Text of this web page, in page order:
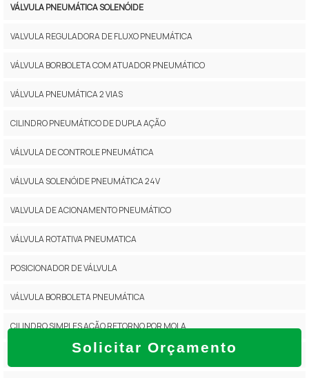
Solicitar Orçamento
VÁLVULA PNEUMÁTICA SOLENÓIDE
VALVULA REGULADORA DE FLUXO PNEUMÁTICA
VÁLVULA BORBOLETA COM ATUADOR PNEUMÁTICO
VÁLVULA PNEUMÁTICA 2 VIAS
CILINDRO PNEUMÁTICO DE DUPLA AÇÃO
VÁLVULA DE CONTROLE PNEUMÁTICA
VÁLVULA SOLENÓIDE PNEUMÁTICA 24V
VALVULA DE ACIONAMENTO PNEUMÁTICO
VÁLVULA ROTATIVA PNEUMATICA
POSICIONADOR DE VÁLVULA
VÁLVULA BORBOLETA PNEUMÁTICA
CILINDRO SIMPLES AÇÃO RETORNO POR MOLA
MONITOR DE POSIÇÃO DE VÁLVULA